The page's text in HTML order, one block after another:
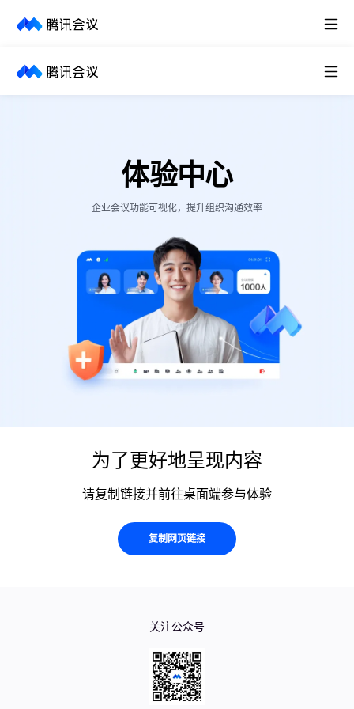
取消
历史搜索
体验中心
企业会议功能可视化，提升组织沟通效率
为了更好地呈现内容
请复制链接并前往桌面端参与体验
复制网页链接
关注公众号